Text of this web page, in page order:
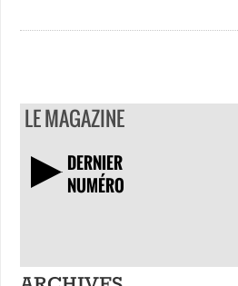
LE MAGAZINE
DERNIER
NUMÉRO